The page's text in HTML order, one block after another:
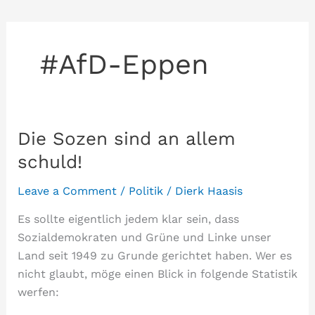
#AfD-Eppen
Die Sozen sind an allem
schuld!
Leave a Comment / Politik/ Dierk Haasis
Es sollte eigentlich jedem klar sein, dass
Sozialdemokraten und Grüne und Linke unser
Land seit 1949 zu Grunde gerichtet haben. Wer es
nicht glaubt, möge einen Blick in folgende Statistik
werfen: